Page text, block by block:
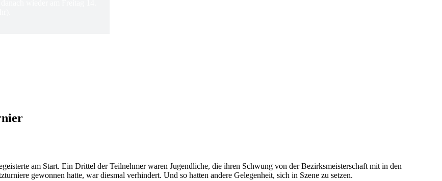
am Start. Ein Drittel der Teilnehmer waren Jugendliche, die ihren Schwung von der Bezirksmeisterschaft mit in den
gewonnen hatte, war diesmal verhindert. Und so hatten andere Gelegenheit, sich in Szene zu setzen.